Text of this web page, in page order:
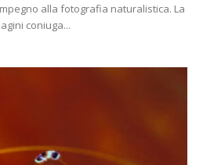
alla fotografia naturalistica. La
coniuga...